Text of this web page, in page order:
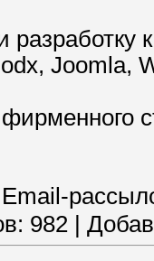
разработку
Joomla,
982